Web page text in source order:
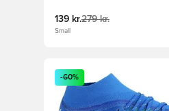
139 kr.279 kr.
Small
Åbner en Modal til at
-60%